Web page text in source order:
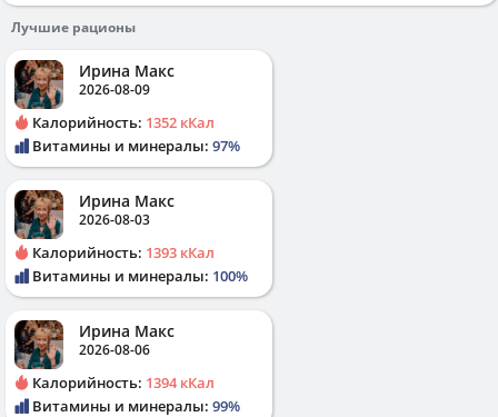
Лучшие рационы
Ирина Макс
2026-08-09
Калорийность: 1352 кКал
Витамины и минералы: 97%
Ирина Макс
2026-08-03
Калорийность: 1393 кКал
Витамины и минералы: 100%
Ирина Макс
2026-08-06
Калорийность: 1394 кКал
Витамины и минералы: 99%